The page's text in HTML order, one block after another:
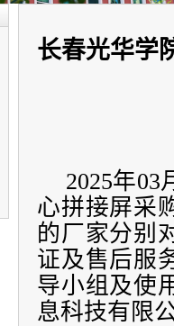
长春光华学
2025年
心拼接屏采
的厂家分别
证及售后服
导小组及使
息科技有限